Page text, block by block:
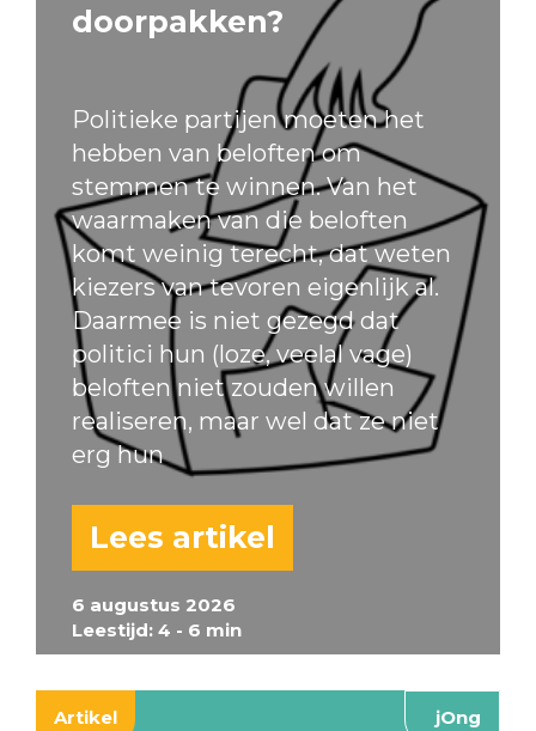
6 augustus 2026
Leestijd: 4 - 6 min
doorpakken?
Politieke partijen moeten het
hebben van beloften om
stemmen te winnen. Van het
waarmaken van die beloften
komt weinig terecht, dat weten
kiezers van tevoren eigenlijk al.
Daarmee is niet gezegd dat
politici hun (loze, veelal vage)
beloften niet zouden willen
realiseren, maar wel dat ze niet
erg hun
Lees artikel
Artikel jOng